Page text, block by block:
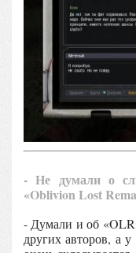
- Не думали о
«Oblivion Lost
- Думали и об
других авторов, а